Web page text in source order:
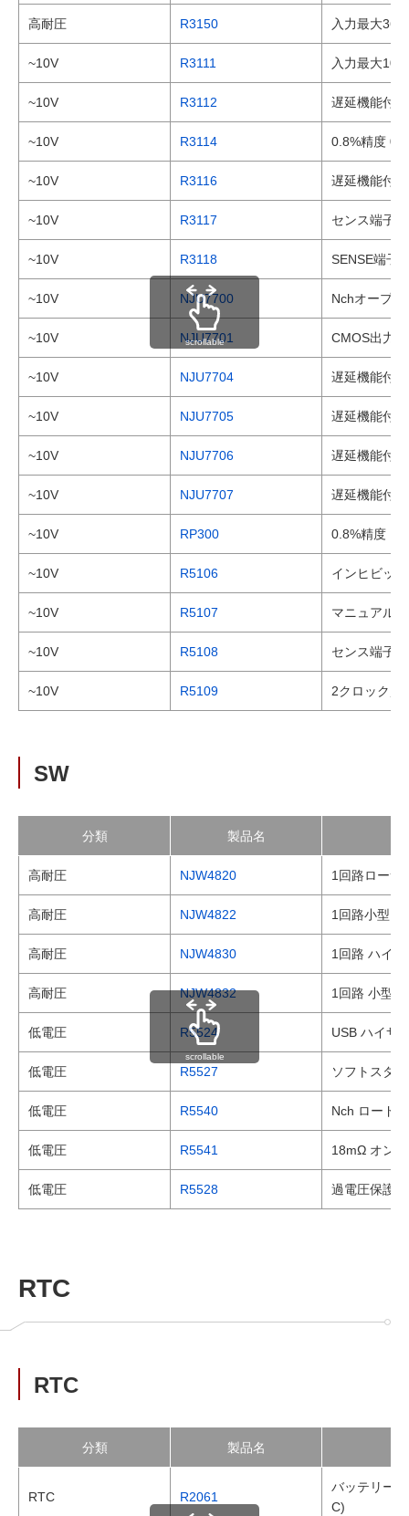
高耐圧 R3150 入力最大
~10V R3111 入力最大
~10V R3112 遅延機能付
~10V R3114 0.8%精度
~10V R3116 遅延機能付
~10V R3117 センス端子
~10V R3118 SENSE端子
~10V NJU7700 Nchオープ
~10V NJU7701 CMOS出力
~10V NJU7704 遅延機能付
~10V NJU7705 遅延機能付
~10V NJU7706 遅延機能付(
~10V NJU7707 遅延機能付(
~10V RP300 0.8%精度 内
~10V R5106 インヒビッ
~10V R5107 マニュアル
~10V R5108 センス端子
~10V R5109 2クロック監
scrollable
SW
分類 製品名
高耐圧 NJW4820 1回路ローサ
高耐圧 NJW4822 1回路小型ロ
高耐圧 NJW4830 1回路 ハイ
高耐圧 NJW4832 1回路 小型
低電圧 R5524 USB ハイサ
低電圧 R5527 ソフトスタ
低電圧 R5540 Nch ロード
低電圧 R5541 18mΩ オン
低電圧 R5528 過電圧保護
scrollable
RTC
RTC
分類 製品名
RTC R2061
バッテリー
C)